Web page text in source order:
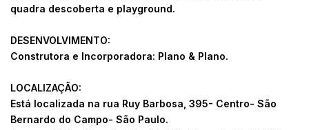
quadra descoberta e playground.
DESENVOLVIMENTO:
Construtora e Incorporadora: Plano & Plano.
LOCALIZAÇÃO:
Está localizada na rua Ruy Barbosa, 395- Centro- São
Bernardo do Campo- São Paulo.